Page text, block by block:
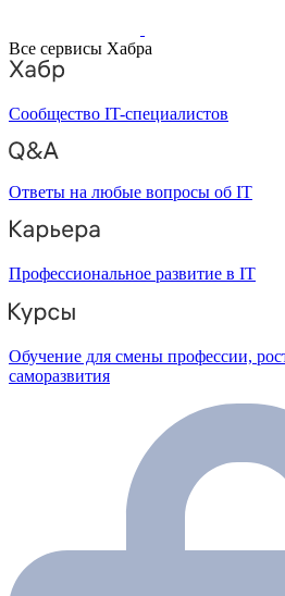
Все сервисы Хабра
Сообщество IT-специалистов
Ответы на любые вопросы об IT
Профессиональное развитие в IT
Обучение для смены профессии,
саморазвития